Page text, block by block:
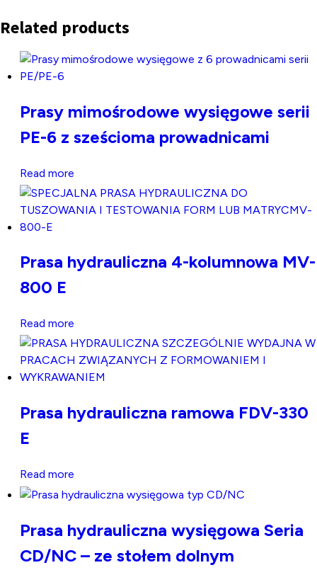
Related products
Prasy mimośrodowe wysięgowe serii
PE-6 z sześcioma prowadnicami
Read more
Prasa hydrauliczna 4-kolumnowa MV-
800 E
Read more
Prasa hydrauliczna ramowa FDV-330
E
Read more
Prasa hydrauliczna wysięgowa Seria
CD/NC – ze stołem dolnym